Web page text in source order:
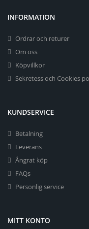
INFORMATION
Ordrar och returer
Om oss
Köpvillkor
Sekretess och Cookies
KUNDSERVICE
Betalning
Leverans
Ångrat köp
FAQs
Personlig service
MITT KONTO